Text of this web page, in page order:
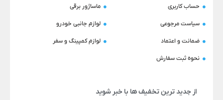
حساب کاربری
سیاست مرجوعی
ضمانت و اعتماد
نحوه ثبت سفارش
ماساژور برقی
لوازم جانبی خودرو
لوازم کمپینگ و سفر
از جدید ترین تخفیف ها با خبر شوید